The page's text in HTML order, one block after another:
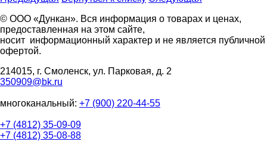
© ООО «Дункан». Вся информация о товарах и ценах,
предоставленная на этом сайте,
носит информационный характер и не является публичной
офертой.
214015, г. Смоленск, ул. Парковая, д. 2
350909@bk.ru
многоканальный: +7 (900) 220-44-55
+7 (4812) 35-09-09
+7 (4812) 35-08-88